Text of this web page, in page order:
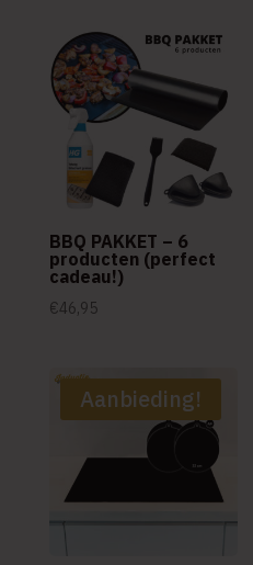
BBQ PAKKET – 6
producten (perfect
cadeau!)
€46,95
Aanbieding!